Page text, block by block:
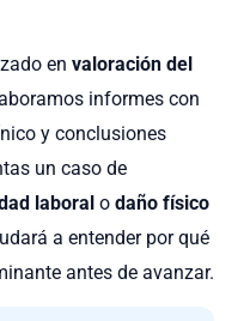
en valoración del
informes con
y conclusiones
un caso de
laboral o daño físico
a entender por qué
antes de avanzar.